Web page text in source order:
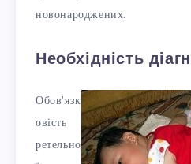
новонароджених.
Необхідність
Обов'язк
овість
ретельно